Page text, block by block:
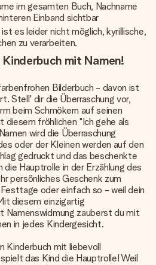
im gesamten Buch, Nachname
Einband sichtbar
es leider nicht möglich, kyrillische,
zu verarbeiten.
mit Namen!
Bilderbuch - davon ist
Stell' dir die Überraschung vor,
beim Schmökern auf seinen
fröhlichen "Ich gehe als
wird die Überraschung
oder der Kleinen werden auf den
gedruckt und das beschenkte
Hauptrolle in der Erzählung des
persönliches Geschenk zum
oder einfach so - weil dein
diesem einzigartig
Namenswidmung zauberst du mit
in jedes Kindergesicht.
Kinderbuch mit liebevoll
das Kind die Hauptrolle! Weil